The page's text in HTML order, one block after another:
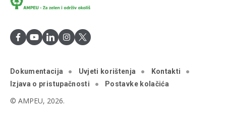
Dokumentacija Uvjeti korištenja
Kontakti
Izjava o pristupačnosti
Postavke kolačića
© AMPEU, 2026.